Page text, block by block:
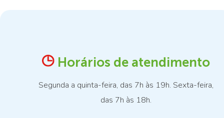
Horários de atendimento
Segunda a quinta-feira, das 7h às 19h. Sexta-feira,
das 7h às 18h.